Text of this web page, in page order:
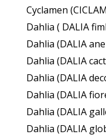
Cyclamen
Dahlia ( DALIA
Dahlia (DALIA
Dahlia (DALIA
Dahlia (DALIA
Dahlia (DALIA
Dahlia (DALIA
Dahlia (DALIA